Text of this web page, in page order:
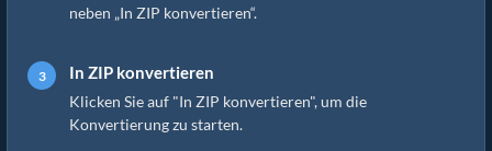
neben „In ZIP konvertieren“.
In ZIP konvertieren
Klicken Sie auf "In ZIP konvertieren", um die
Konvertierung zu starten.